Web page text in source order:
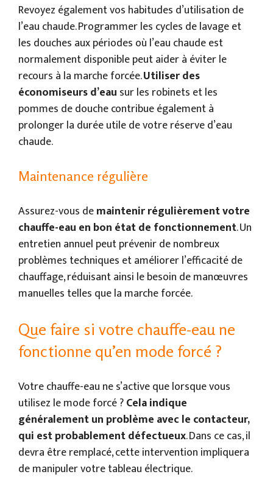
Revoyez également vos habitudes d’utilisation de
l’eau chaude. Programmer les cycles de lavage et
les douches aux périodes où l’eau chaude est
normalement disponible peut aider à éviter le
recours à la marche forcée.Utiliser des
économiseurs d’eau sur les robinets et les
pommes de douche contribue également à
prolonger la durée utile de votre réserve d’eau
chaude.
Maintenance régulière
Assurez-vous demaintenir régulièrement votre
chauffe-eau en bon état de fonctionnement. Un
entretien annuel peut prévenir de nombreux
problèmes techniques et améliorer l’efficacité de
chauffage, réduisant ainsi le besoin de manœuvres
manuelles telles que la marche forcée.
Que faire si votre chauffe-eau ne
fonctionne qu’en mode forcé ?
Votre chauffe-eau ne s’active que lorsque vous
utilisez le mode forcé ?Cela indique
généralement un problème avec le contacteur,
qui est probablement défectueux. Dans ce cas, il
devra être remplacé, cette intervention impliquera
de manipuler votre tableau électrique.